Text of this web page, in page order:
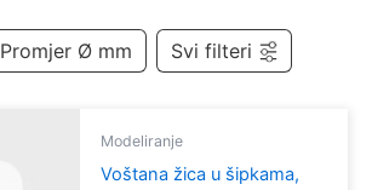
Promjer Ø mm Svi filteri
Modeliranje
Voštana žica u šipkama,